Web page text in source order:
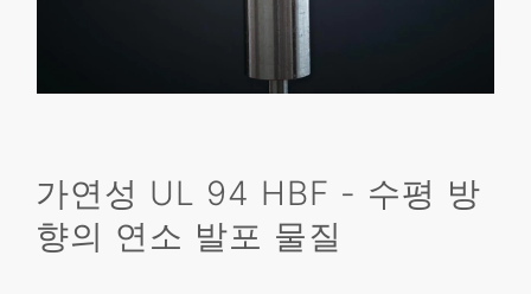
가연성 UL 94 HBF - 수평 방
향의 연소 발포 물질